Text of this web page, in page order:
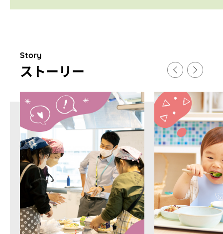
Story
ストー リ ー